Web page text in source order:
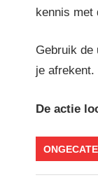
kennis met
Gebruik de
je afrekent.
De actie